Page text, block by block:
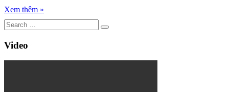
Xem thêm »
Video